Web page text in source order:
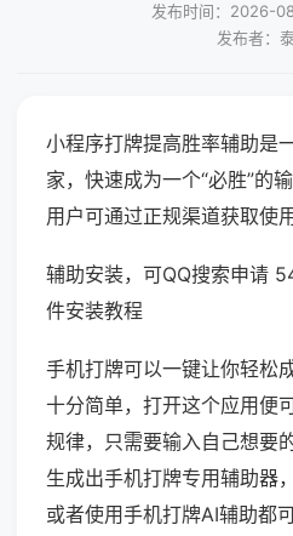
发布时间：2026-
发布者：
小程序打牌提高胜率辅助是
家，快速成为一个“必胜”的
用户可通过正规渠道获取使用
辅助安装，可QQ搜索申请
件安装教程
手机打牌可以一键让你轻松
十分简单，打开这个应用便
规律，只需要输入自己想要
生成出手机打牌专用辅助器
或者使用手机打牌AI辅助都